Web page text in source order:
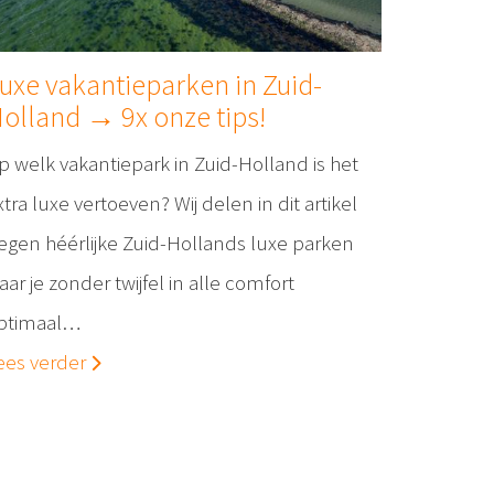
vakantieparken in Zuid-
→ 9x onze tips!
welk vakantiepark in Zuid-Holland is het
luxe vertoeven? Wij delen in dit artikel
héérlijke Zuid-Hollands luxe parken
je zonder twijfel in alle comfort
verder